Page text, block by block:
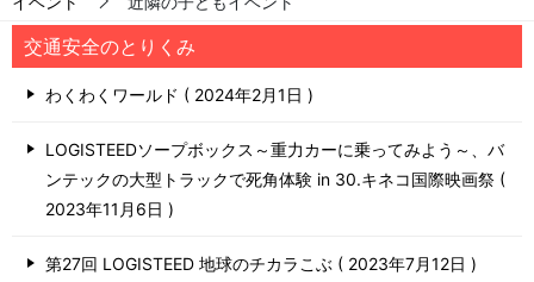
交通安全のとりくみ
わくわくワールド 2024年2月1日
LOGISTEEDソープボックス～重力カーに乗ってみよう～、バ
ンテックの大型トラックで死角体験 in 30.キネコ国際映画祭
2023年11月6日
第27回 LOGISTEED 地球のチカラこぶ 2023年7月12日